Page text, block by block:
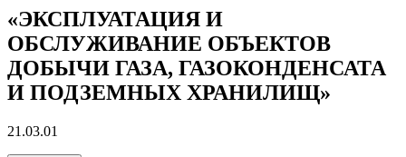
«ЭКСПЛУАТАЦИЯ И
ОБСЛУЖИВАНИЕ ОБЪЕКТОВ
ДОБЫЧИ ГАЗА, ГАЗОКОНДЕНСАТА
И ПОДЗЕМНЫХ ХРАНИЛИЩ»
21.03.01